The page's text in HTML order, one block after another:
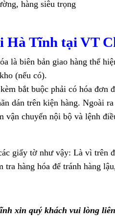
hàng siêu trọng
Tĩnh tại VT
là biên bản giao hàng thể
(nếu có).
bắt buộc phải có hóa đơn
dán trên kiện hàng. Ngoài
chuyển nội bộ và lệnh
giấy tờ như vậy: Là vì trên
hàng hóa để tránh hàng
xin quý khách vui lòng